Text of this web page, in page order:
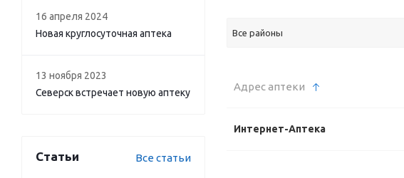
Все районы
Адрес аптеки
Интернет-Аптека
16 апреля 2024
Новая круглосуточная аптека
13 ноября 2023
Северск встречает новую аптеку
Статьи Все статьи